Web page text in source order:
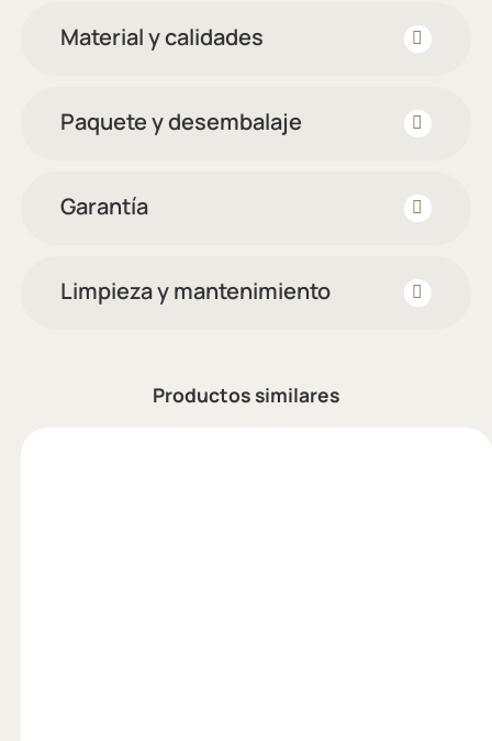
Material y calidades
Paquete y desembalaje
Garantía
Limpieza y mantenimiento
Productos similares